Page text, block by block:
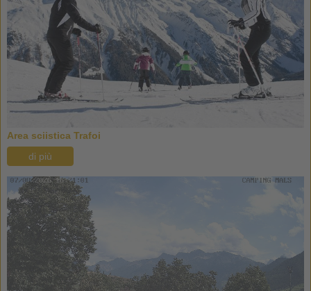
Area sciistica Trafoi
di più